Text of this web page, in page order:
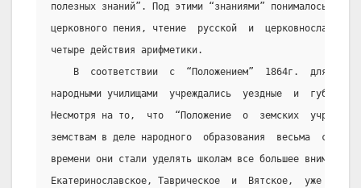
полезных знаний”. Под этими “знаниями” понималось
церковного пения, чтение  русской  и
четыре действия арифметики.
В  соответствии  с  “Положением”  1864г.  для
народными училищами  учреждались  уездные  и
Несмотря на то,  что  “Положение  о  земских
земствам в деле народного  образования  весьма
времени они стали уделять школам все большее
Екатеринославское, Таврическое  и  Вятское,  уже  с